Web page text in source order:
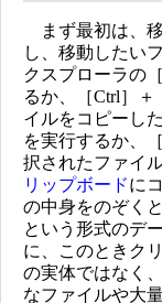
まず最初は、
し、移動したい
クスプローラの
るか、［Ctrl］
イルをコピーし
を実行するか、
択されたファイ
リップボードに
の中身をのぞく
という形式のデ
に、このときク
の実体ではなく
なファイルや大